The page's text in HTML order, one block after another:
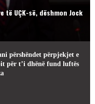
UÇK-së, dëshmon Jock
përshëndet përpjekjet e
për t’i dhënë fund luftës